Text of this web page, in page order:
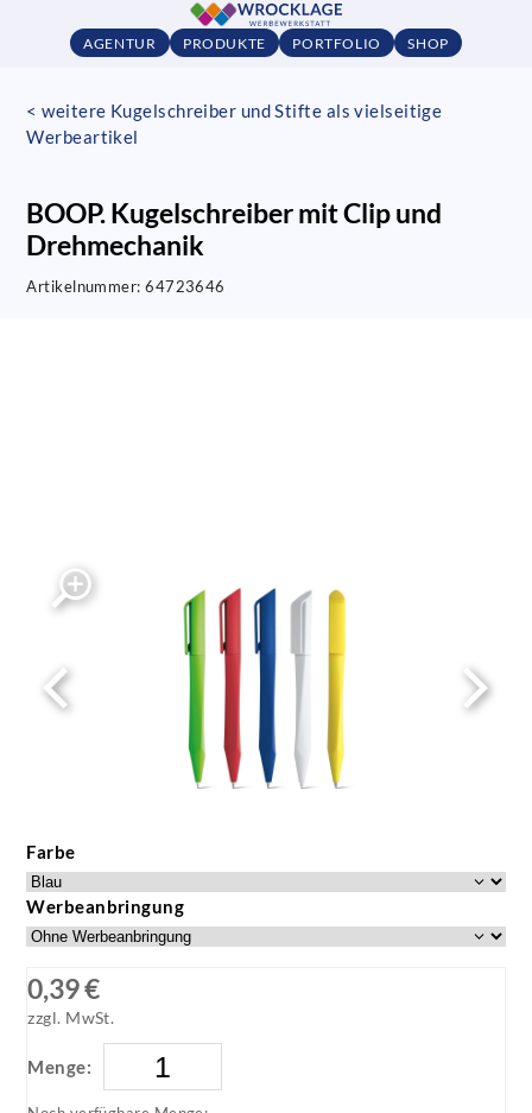
AGENTUR PRODUKTE PORTFOLIO SHOP
< weitere Kugelschreiber und Stifte als vielseitige
Werbeartikel
BOOP. Kugelschreiber mit Clip und
Drehmechanik
Artikelnummer:64723646
Farbe
Werbeanbringung
0,39 €
zzgl. MwSt.
Menge: